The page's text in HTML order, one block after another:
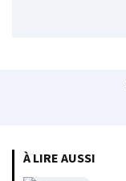
À LIRE AUSSI